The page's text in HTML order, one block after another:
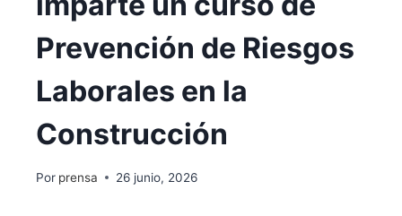
Prevención de Riesgos
Laborales en la
Construcción
Por prensa 26 junio, 2026